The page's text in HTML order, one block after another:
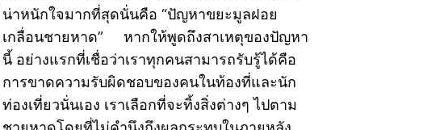
น่าหนักใจมากที่สุดนั่นคือ “ปัญหาขยะมูลฝอย
เกลื่อนชายหาด” หากให้พูดถึงสาเหตุของปัญหา
นี้ อย่างแรกที่เชื่อว่าเราทุกคนสามารถรับรู้ได้คือ
การขาดความรับผิดชอบของคนในท้องที่และนัก
ท่องเที่ยวนั่นเอง เราเลือกที่จะทิ้งสิ่งต่างๆ ไปตาม